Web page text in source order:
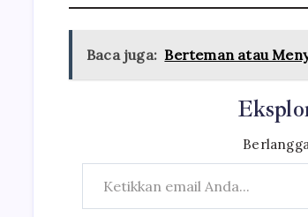
Baca juga: Berteman atau
Ketikkan email Anda...